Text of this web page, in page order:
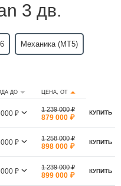
3 дв.
Механика (MT5)
ДО ЦЕНА, ОТ
₽ 1 239 000 ₽
879 000 ₽
КУПИТЬ
₽ 1 258 000 ₽
898 000 ₽
КУПИТЬ
₽ 1 239 000 ₽
899 000 ₽
КУПИТЬ